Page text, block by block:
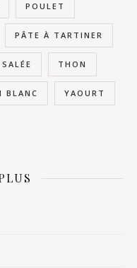
POULET
PÂTE À TARTINER
THON
BLANC YAOURT